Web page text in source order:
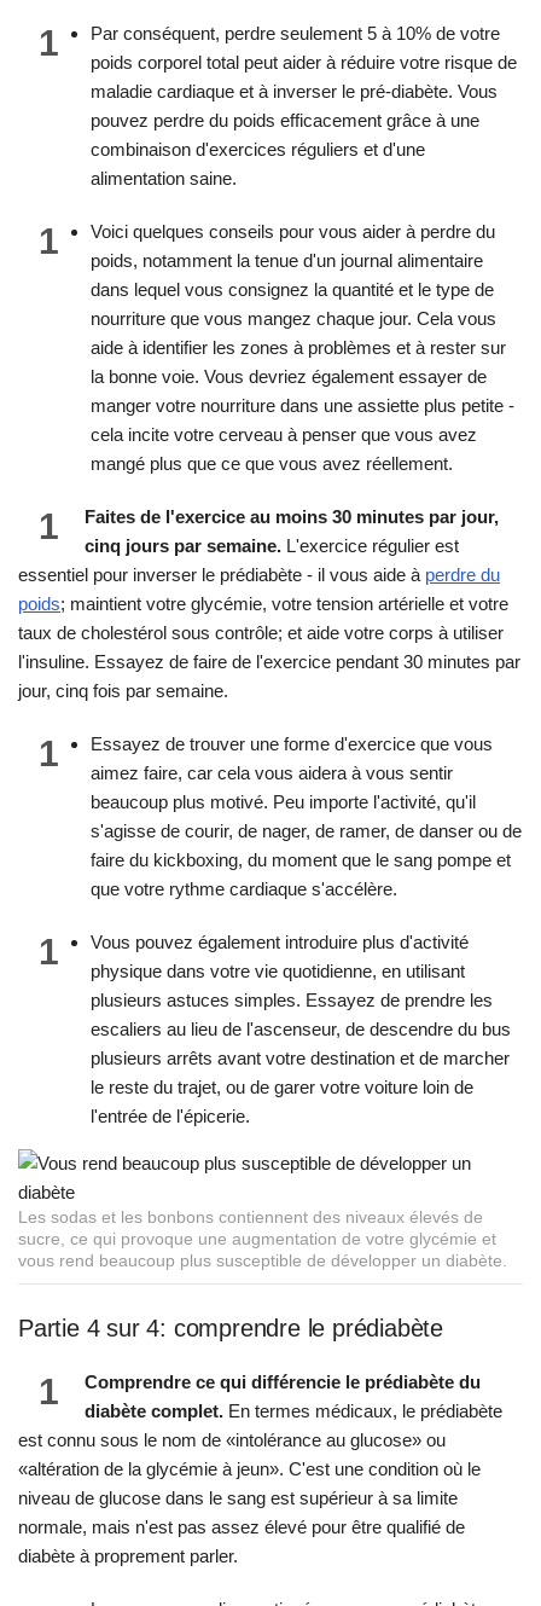
1
Par conséquent, perdre seulement 5 à 10% de votre
poids corporel total peut aider à réduire votre risque de
maladie cardiaque et à inverser le pré-diabète. Vous
pouvez perdre du poids efficacement grâce à une
combinaison d'exercices réguliers et d'une
alimentation saine.
1
Voici quelques conseils pour vous aider à perdre du
poids, notamment la tenue d'un journal alimentaire
dans lequel vous consignez la quantité et le type de
nourriture que vous mangez chaque jour. Cela vous
aide à identifier les zones à problèmes et à rester sur
la bonne voie. Vous devriez également essayer de
manger votre nourriture dans une assiette plus petite -
cela incite votre cerveau à penser que vous avez
mangé plus que ce que vous avez réellement.
1
Faites de l'exercice au moins 30 minutes par jour,
cinq jours par semaine. L'exercice régulier est
essentiel pour inverser le prédiabète - il vous aide à perdre du
poids; maintient votre glycémie, votre tension artérielle et votre
taux de cholestérol sous contrôle; et aide votre corps à utiliser
l'insuline. Essayez de faire de l'exercice pendant 30 minutes par
jour, cinq fois par semaine.
1
Essayez de trouver une forme d'exercice que vous
aimez faire, car cela vous aidera à vous sentir
beaucoup plus motivé. Peu importe l'activité, qu'il
s'agisse de courir, de nager, de ramer, de danser ou de
faire du kickboxing, du moment que le sang pompe et
que votre rythme cardiaque s'accélère.
1
Vous pouvez également introduire plus d'activité
physique dans votre vie quotidienne, en utilisant
plusieurs astuces simples. Essayez de prendre les
escaliers au lieu de l'ascenseur, de descendre du bus
plusieurs arrêts avant votre destination et de marcher
le reste du trajet, ou de garer votre voiture loin de
l'entrée de l'épicerie.
Les sodas et les bonbons contiennent des niveaux élevés de
sucre, ce qui provoque une augmentation de votre glycémie et
vous rend beaucoup plus susceptible de développer un diabète.
Partie 4 sur 4: comprendre le prédiabète
1
Comprendre ce qui différencie le prédiabète du
diabète complet. En termes médicaux, le prédiabète
est connu sous le nom de «intolérance au glucose» ou
«altération de la glycémie à jeun». C'est une condition où le
niveau de glucose dans le sang est supérieur à sa limite
normale, mais n'est pas assez élevé pour être qualifié de
diabète à proprement parler.